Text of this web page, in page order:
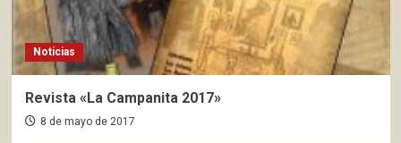
Noticias
Revista «La Campanita 2017»
8 de mayo de 2017